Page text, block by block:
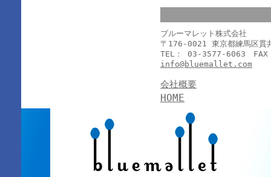
ブルーマレット株式会社
〒176-0021 東京都練馬区貫
TEL： 03-3577-6063
info@bluemallet.com
会社概要
HOME